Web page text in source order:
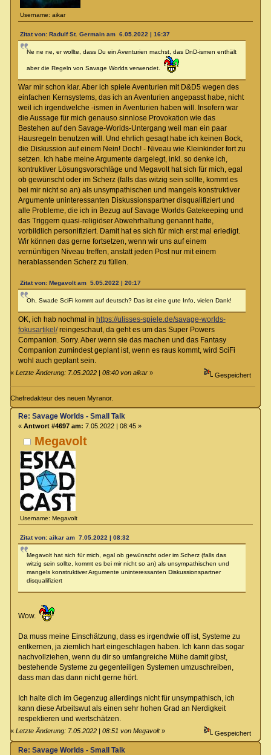
Username: aikar
Zitat von: Radulf St. Germain am 6.05.2022 | 16:37
Ne ne ne, er wollte, dass Du ein Aventurien machst, das DnD-ismen enthält
aber die Regeln von Savage Worlds verwendet.
War mir schon klar. Aber ich spiele Aventurien mit D&D5 wegen des
einfachen Kernsystems, das ich an Aventurien angepasst habe, nicht
weil ich irgendwelche -ismen in Aventurien haben will. Insofern war
die Aussage für mich genauso sinnlose Provokation wie das
Bestehen auf den Savage-Worlds-Untergang weil man ein paar
Hausregeln benutzen will. Und ehrlich gesagt habe ich keinen Bock,
die Diskussion auf einem Nein! Doch! - Niveau wie Kleinkinder fort zu
setzen. Ich habe meine Argumente dargelegt, inkl. so denke ich,
kontruktiver Lösungsvorschläge und Megavolt hat sich für mich, egal
ob gewünscht oder im Scherz (falls das witzig sein sollte, kommt es
bei mir nicht so an) als unsympathischen und mangels konstruktiver
Argumente uninteressanten Diskussionspartner disqualifiziert und
alle Probleme, die ich in Bezug auf Savage Worlds Gatekeeping und
das Triggern quasi-religiöser Abwehrhaltung genannt hatte,
vorbildlich personifiziert. Damit hat es sich für mich erst mal erledigt.
Wir können das gerne fortsetzen, wenn wir uns auf einem
vernünftigen Niveau treffen, anstatt jeden Post nur mit einem
herablassenden Scherz zu füllen.
Zitat von: Megavolt am 5.05.2022 | 20:17
Oh, Swade SciFi kommt auf deutsch? Das ist eine gute Info, vielen Dank!
OK, ich hab nochmal in https://ulisses-spiele.de/savage-worlds-
fokusartikel/reingeschaut, da geht es um das Super Powers
Companion. Sorry. Aber wenn sie das machen und das Fantasy
Companion zumindest geplant ist, wenn es raus kommt, wird SciFi
wohl auch geplant sein.
«Letzte Änderung: 7.05.2022 | 08:40 von aikar » Gespeichert
Chefredakteur des neuen Myranor.
Megavolt
Username: Megavolt
Re: Savage Worlds - Small Talk
« Antwort #4697 am: 7.05.2022 | 08:45 »
Zitat von: aikar am 7.05.2022 | 08:32
Megavolt hat sich für mich, egal ob gewünscht oder im Scherz (falls das
witzig sein sollte, kommt es bei mir nicht so an) als unsympathischen und
mangels konstruktiver Argumente uninteressanten Diskussionspartner
disqualifiziert
Wow.
Da muss meine Einschätzung, dass es irgendwie off ist, Systeme zu
entkernen, ja ziemlich hart eingeschlagen haben. Ich kann das sogar
nachvollziehen, wenn du dir so umfangreiche Mühe damit gibst,
bestehende Systeme zu gegenteiligen Systemen umzuschreiben,
dass man das dann nicht gerne hört.
Ich halte dich im Gegenzug allerdings nicht für unsympathisch, ich
kann diese Arbeitswut als einen sehr hohen Grad an Nerdigkeit
respektieren und wertschätzen.
«Letzte Änderung: 7.05.2022 | 08:51 von Megavolt» Gespeichert
Re: Savage Worlds - Small Talk